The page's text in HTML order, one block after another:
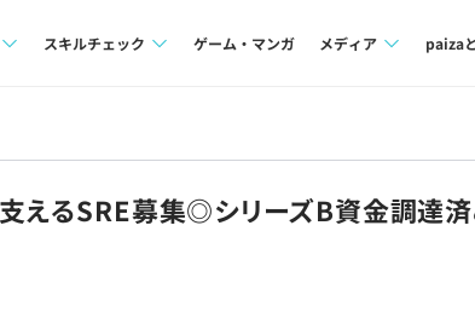
課題
スキルチェック
評価結果一覧
ゲーム・マンガ メディア
note
paiza
るSRE募集◎シリーズB資金調達済